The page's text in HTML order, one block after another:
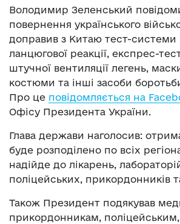
Володимир Зеленський
повернення українського
доправив з Китаю тест-системи
ланцюгової реакції, експрес-
штучної вентиляції легень,
костюми та інші засоби
Про це повідомляється на
Офісу Президента України.
Глава держави наголосив:
буде розподілено по всіх
надійде до лікарень,
поліцейських, прикордонників
Також Президент подякував
прикордонникам,